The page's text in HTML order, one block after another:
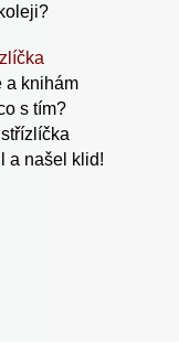
a knihám
s tím?
a našel klid!